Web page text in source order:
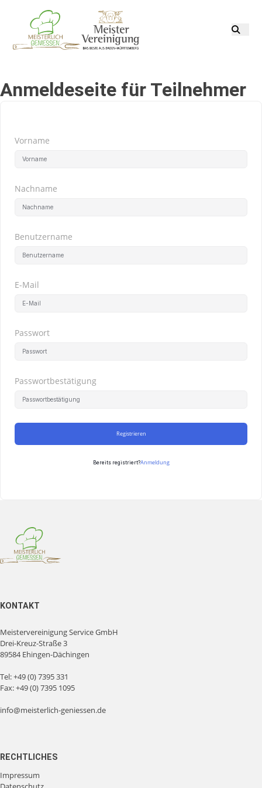
Anmeldeseite für Teilnehmer
Vorname
Nachname
Benutzername
E-Mail
Passwort
Passwortbestätigung
Registrieren
Bereits registriert?Anmeldung
KONTAKT
Meistervereinigung Service GmbH
Drei-Kreuz-Straße 3
89584 Ehingen-Dächingen
Tel:+49 (0) 7395 331
Fax: +49 (0) 7395 1095
info@meisterlich-geniessen.de
RECHTLICHES
Impressum